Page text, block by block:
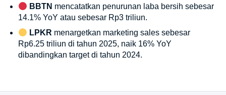
BBTN mencatatkan penurunan laba bersih sebesar
14.1% YoY atau sebesar Rp3 triliun.
LPKR menargetkan marketing sales sebesar
Rp6.25 triliun di tahun 2025, naik 16% YoY
dibandingkan target di tahun 2024.